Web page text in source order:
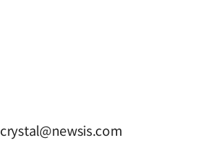
crystal@newsis.com